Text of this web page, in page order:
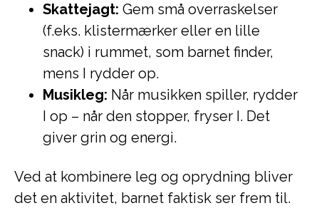
Skattejagt: Gem små overraskelser
(f.eks. klistermærker eller en lille
snack) i rummet, som barnet finder,
mens I rydder op.
Musikleg: Når musikken spiller, rydder
I op – når den stopper, fryser I. Det
giver grin og energi.
Ved at kombinere leg og oprydning bliver
det en aktivitet, barnet faktisk ser frem til.